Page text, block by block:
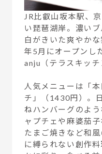
JR比叡山坂本駅、
い琵琶湖岸。濃い
白がきいた爽やか
年5月にオープンし
anju（テラスキッチ
人気メニューは「
チ」（1430円）。
ねハンバーグのよ
ャプチェや麻婆茄子
たまご焼きなど和
に縛られない創作